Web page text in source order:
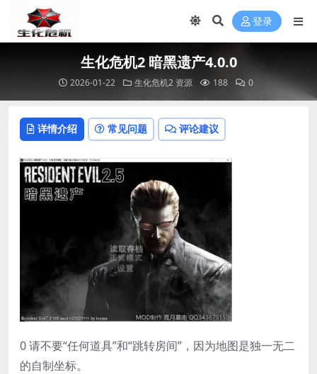
登录
生化危机2 暗黑遗产4.0.0
2026-01-22 生化危机2 资源 188 0
详情介绍 常见问题 评论建议
0 请不要“任何道具”和“跳转房间”，因为地图是独一无二
的自制坐标。